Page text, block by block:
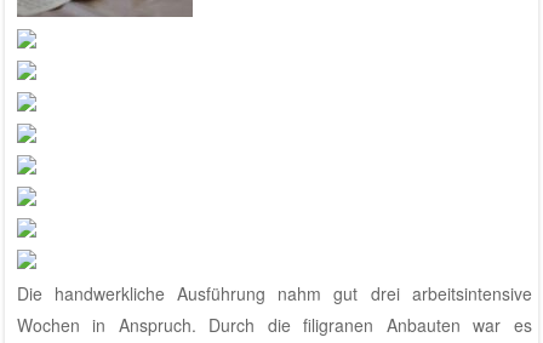
Die handwerkliche Ausführung nahm gut drei arbeitsintensive
Wochen in Anspruch. Durch die filigranen Anbauten war es